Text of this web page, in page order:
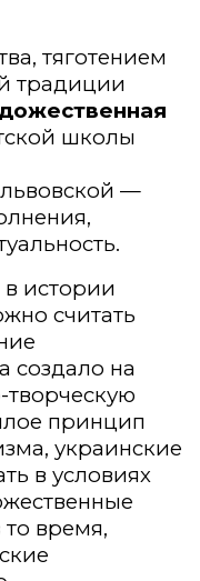
тяготением
традиции
школы
—
истории
считать
создало на
творческую
принцип
украинские
в условиях
время,